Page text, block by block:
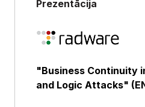
Prezentācija
"Business Continuity
and Logic Attacks"